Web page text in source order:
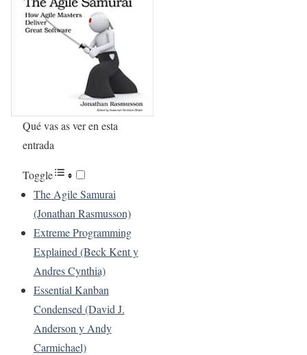
Qué vas as ver en esta
entrada
Toggle
The Agile Samurai
(Jonathan Rasmusson)
Extreme Programming
Explained (Beck Kent y
Andres Cynthia)
Essential Kanban
Condensed (David J.
Anderson y Andy
Carmichael)